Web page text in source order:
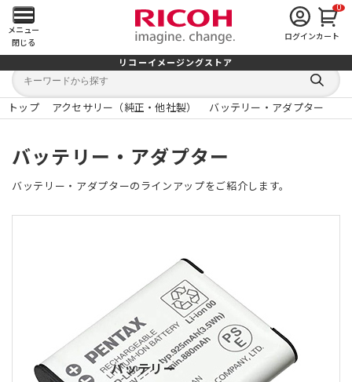
メ
イ
ン
メ
ニ
ュ
ー
メニュー
閉じる
ログイン
0
カート
リコーイメージングストア
キ
ワ
ー
キ
検
索
す
る
トップ アクセサリー（純正・他社製） バッテリー・アダプター
バッテリー・アダプター
バッテリー・アダプターのラインアップをご紹介します。
バッテリー